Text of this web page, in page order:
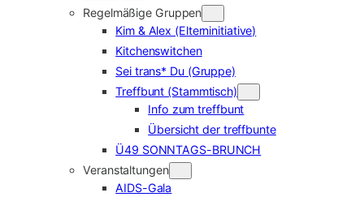
Regelmäßige Gruppen
Kim & Alex (Elterninitiative)
Kitchenswitchen
Sei trans* Du (Gruppe)
Treffbunt (Stammtisch)
Info zum treffbunt
Übersicht der treffbunte
Ü49 SONNTAGS-BRUNCH
Veranstaltungen
AIDS-Gala